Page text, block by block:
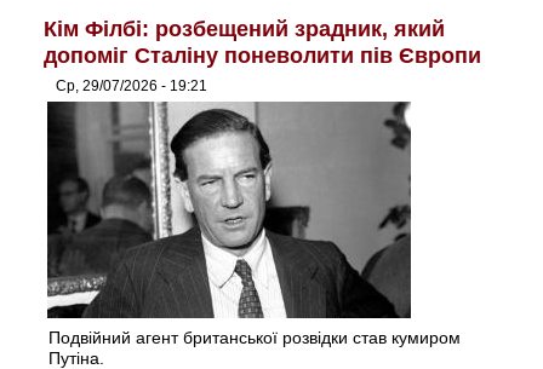
Кім Філбі: розбещений зрадник, який
допоміг Сталіну поневолити пів Європи
Ср, 29/07/2026 - 19:21
Подвійний агент британської розвідки став кумиром
Путіна.